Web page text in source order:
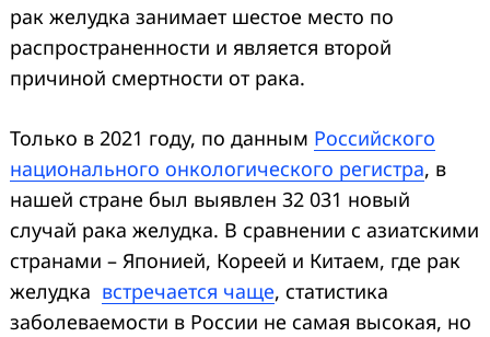
рак желудка занимает шестое место по
распространенности и является второй
причиной смертности от рака.
Только в 2021 году, по данным Российского
национального онкологического регистра, в
нашей стране был выявлен 32 031 новый
случай рака желудка. В сравнении с азиатскими
странами – Японией, Кореей и Китаем, где рак
желудка встречается чаще, статистика
заболеваемости в России не самая высокая, но